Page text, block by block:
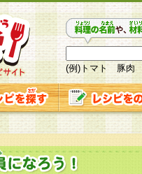
(例)トマト 豚肉